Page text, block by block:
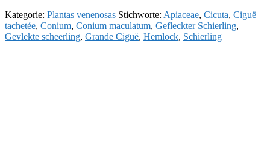
Kategorie: Plantas venenosas Stichworte: Apiaceae, Cicuta, Ciguë
tachetée, Conium, Conium maculatum, Gefleckter Schierling,
Gevlekte scheerling, Grande Ciguë, Hemlock, Schierling